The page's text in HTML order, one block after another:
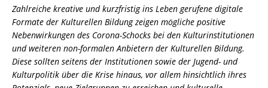
Zahlreiche kreative und kurzfristig ins Leben gerufene digitale
Formate der Kulturellen Bildung zeigen mögliche positive
Nebenwirkungen des Corona-Schocks bei den Kulturinstitutionen
und weiteren non-formalen Anbietern der Kulturellen Bildung.
Diese sollten seitens der Institutionen sowie der Jugend- und
Kulturpolitik über die Krise hinaus, vor allem hinsichtlich ihres